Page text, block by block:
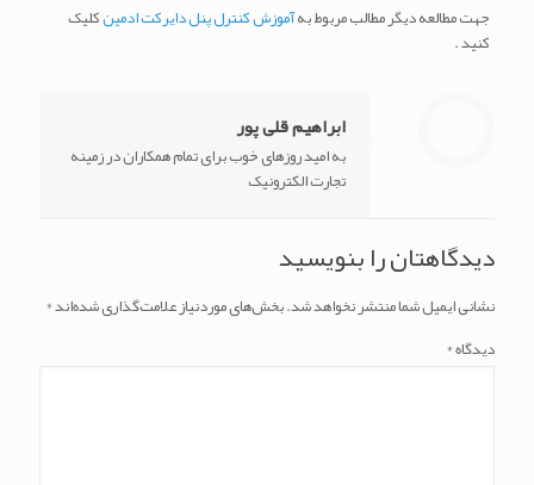
جهت مطالعه دیگر مطالب مربوط بهآموزش کنترل پنل دایرکت ادمینکلیک
کنید .
ابراهیم قلی پور
به امید روزهای خوب برای تمام همکاران در زمینه
تجارت الکترونیک
دیدگاهتان را بنویسید
نشانی ایمیل شما منتشر نخواهد شد.بخش‌های موردنیاز علامت‌گذاری شده‌اند*
دیدگاه*